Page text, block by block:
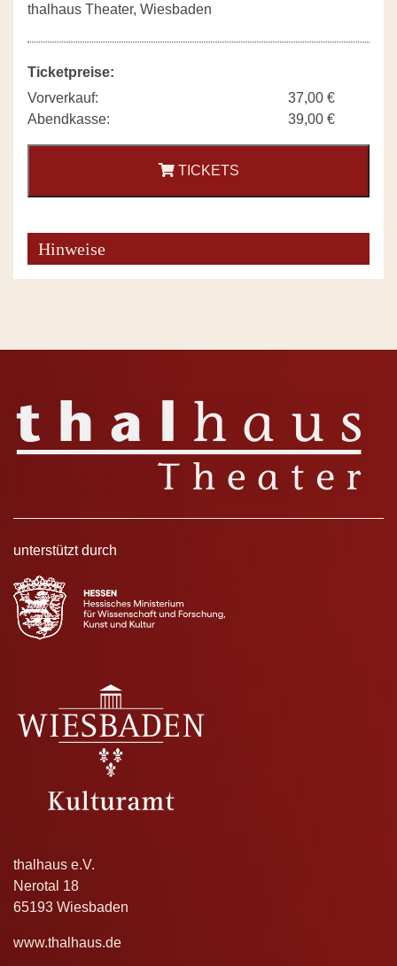
thalhaus Theater, Wiesbaden
Ticketpreise:
Vorverkauf:
37,00 €
Abendkasse:
39,00 €
TICKETS
Hinweise
unterstützt durch
thalhaus e.V.
Nerotal 18
65193 Wiesbaden
www.thalhaus.de